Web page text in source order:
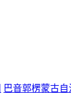
巴音郭楞蒙古自